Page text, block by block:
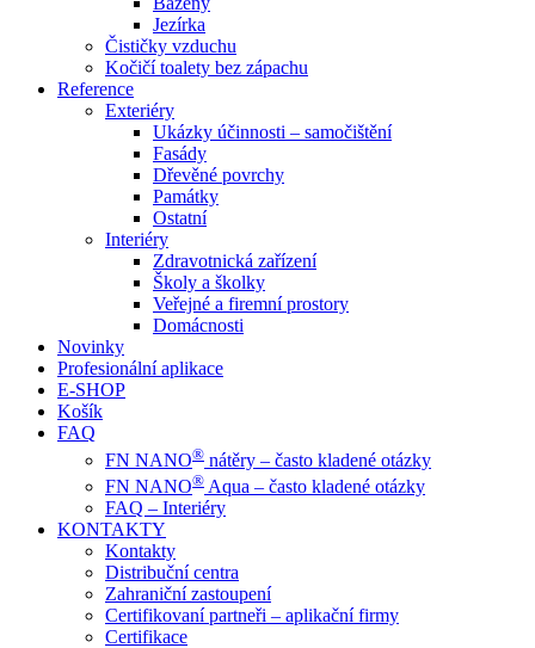
Jezírka
Čističky vzduchu
Kočičí toalety bez zápachu
Reference
Exteriéry
Ukázky účinnosti – samočištění
Fasády
Dřevěné povrchy
Památky
Ostatní
Interiéry
Zdravotnická zařízení
Školy a školky
Veřejné a firemní prostory
Domácnosti
Novinky
Profesionální aplikace
E-SHOP
Košík
FAQ
FN NANO® nátěry – často kladené otázky
FN NANO® Aqua – často kladené otázky
FAQ – Interiéry
KONTAKTY
Kontakty
Distribuční centra
Zahraniční zastoupení
Certifikovaní partneři – aplikační firmy
Certifikace